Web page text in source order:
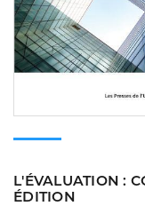
L'ÉVALUATION :
ÉDITION